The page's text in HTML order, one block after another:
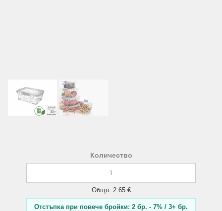
Количество
Общо: 2.65 €
Отстъпка при повече бройки: 2 бр. - 7% / 3+ бр.